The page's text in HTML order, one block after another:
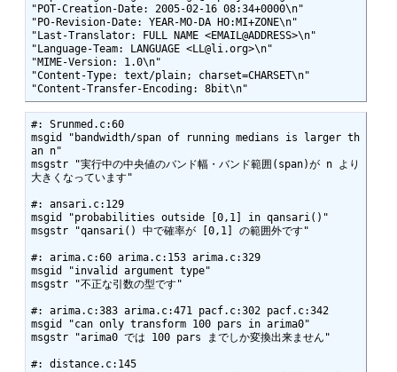
"POT-Creation-Date: 2005-02-16 08:34+0000\n"
"PO-Revision-Date: YEAR-MO-DA HO:MI+ZONE\n"
"Last-Translator: FULL NAME <EMAIL@ADDRESS>\n"
"Language-Team: LANGUAGE <LL@li.org>\n"
"MIME-Version: 1.0\n"
"Content-Type: text/plain; charset=CHARSET\n"
"Content-Transfer-Encoding: 8bit\n"
#: Srunmed.c:60
msgid "bandwidth/span of running medians is larger th
an n"
msgstr "実行中の中央値のバンド幅・バンド範囲(span)が n より
大きくなっています"
#: ansari.c:129
msgid "probabilities outside [0,1] in qansari()"
msgstr "qansari() 中で確率が [0,1] の範囲外です"
#: arima.c:60 arima.c:153 arima.c:329
msgid "invalid argument type"
msgstr "不正な引数の型です"
#: arima.c:383 arima.c:471 pacf.c:302 pacf.c:342
msgid "can only transform 100 pars in arima0"
msgstr "arima0 では 100 pars までしか変換出来ません"
#: distance.c:145